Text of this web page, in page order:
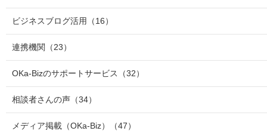
ビジネスブログ活用 （16）
連携機関 （23）
OKa-Bizのサポートサービス （32）
相談者さんの声 （34）
メディア掲載（OKa-Biz） （47）